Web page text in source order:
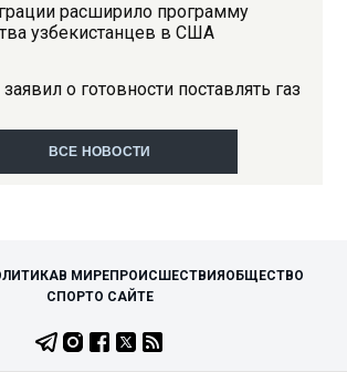
расширило программу
узбекистанцев в США
о готовности поставлять газ
ВСЕ НОВОСТИ
В МИРЕПРОИСШЕСТВИЯ ОБЩЕСТВО
СПОРТО САЙТЕ